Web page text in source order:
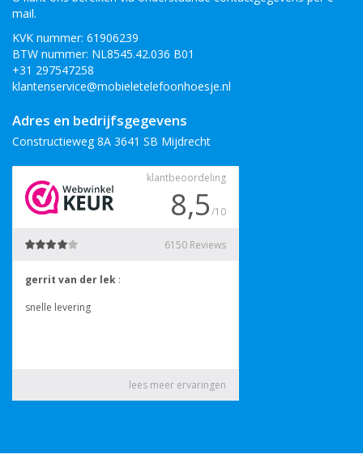
mail.
KVK nummer: 61906239
BTW nummer: NL8545.42.036 B01
+31 297547258
klantenservice@mobieletelefoonhoesje.nl
Adres en bedrijfsgegevens
Constructieweg 8A 3641 SB Mijdrecht